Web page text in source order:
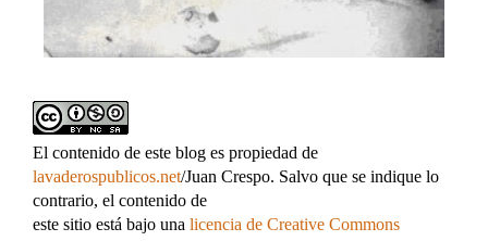
El contenido de este blog es propiedad de
lavaderospublicos.net/Juan Crespo. Salvo que se indique lo
contrario, el contenido de
este sitio está bajo una licencia de Creative Commons